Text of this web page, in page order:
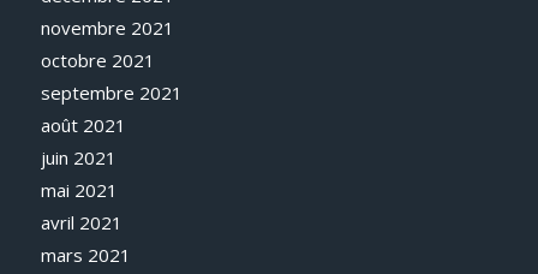
novembre 2021
octobre 2021
septembre 2021
août 2021
juin 2021
mai 2021
avril 2021
mars 2021